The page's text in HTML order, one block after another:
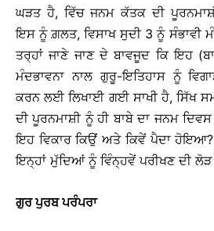
ਘੜਤ ਹੈ, ਵਿੱਚ ਜਨਮ ਕੱਤਕ ਦੀ
ਇਸ ਨੂੰ ਗ਼ਲਤ, ਵਿਸਾਖ ਸੁਦੀ 3 ਨੂੰ ਸੰਭਾਵੀ
ਤਰ੍ਹਾਂ ਜਾਣੇ ਜਾਣ ਦੇ ਬਾਵਜੂਦ ਕਿ ਇਹ
ਮੰਦਭਾਵਨਾ ਨਾਲ ਗੁਰੂ-ਇਤਿਹਾਸ ਨੂੰ
ਕਰਨ ਲਈ ਲਿਖਾਈ ਗਈ ਸਾਖੀ ਹੈ, ਸਿੱਖ
ਦੀ ਪੂਰਨਮਾਸ਼ੀ ਨੂੰ ਹੀ ਬਾਬੇ ਦਾ ਜਨਮ
ਇਹ ਵਿਕਾਰ ਕਿਉਂ ਅਤੇ ਕਿਵੇਂ ਪੈਦਾ ਹੋਇਆ?
ਇਨ੍ਹਾਂ ਮੁੱਦਿਆਂ ਨੂੰ ਵਿੰਨ੍ਹਵੇਂ ਪਰੀਖਣ ਦੀ ਲੋੜ
ਗੁਰ ਪੁਰਬ ਪਰੰਪਰਾ